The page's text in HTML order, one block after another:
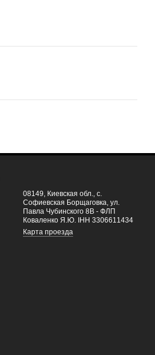
08149, Киевская обл., с.
Софиевская Борщаговка, ул.
Павла Чубинского 8В - ФЛП
Коваленко Я.Ю. ІНН 3306611434
Карта проезда